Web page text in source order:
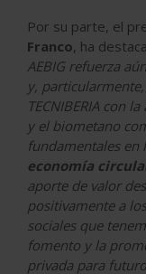
Por su parte, el
Franco, ha
AEBIG refuerza
y,
TECNIBERIA con
y el biometano
fundamentales en
economía
aporte de valor
positivamente a
sociales que
fomento y la
privada para